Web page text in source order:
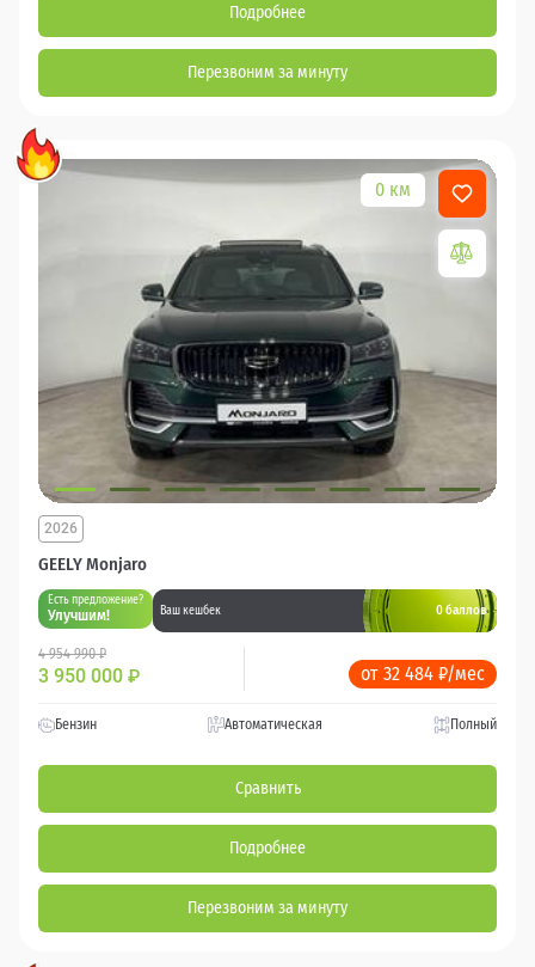
Подробнее
Перезвоним за минуту
0 км
GEELY Monjaro
2026
Есть предложение?
Улучшим! Ваш кешбек 0 баллов
4 954 990 ₽
3 950 000 ₽ от 32 484 ₽/мес
Бензин Автоматическая Полный
Сравнить
Подробнее
Перезвоним за минуту